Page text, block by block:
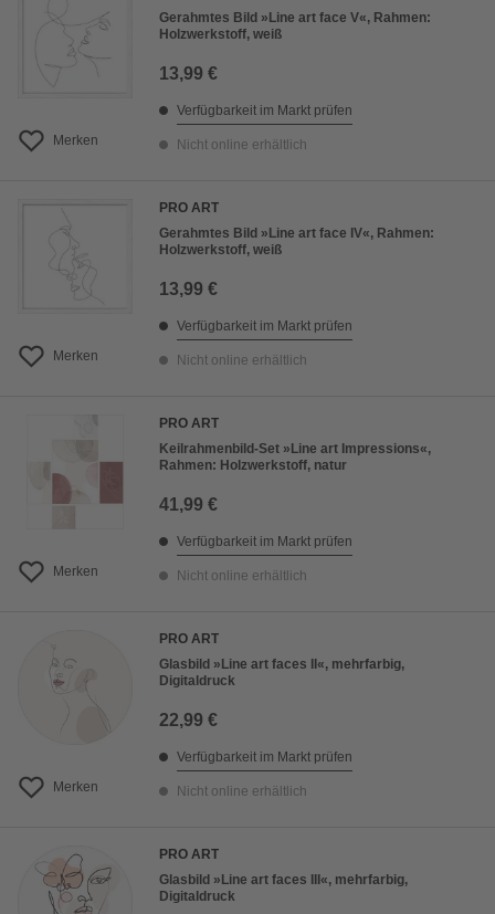
Merken
Gerahmtes Bild »Line art face V«, Rahmen:
Holzwerkstoff, weiß
13,99 €
Verfügbarkeit im Markt prüfen
Nicht online erhältlich
Merken
PRO ART
Gerahmtes Bild »Line art face IV«, Rahmen:
Holzwerkstoff, weiß
13,99 €
Verfügbarkeit im Markt prüfen
Nicht online erhältlich
Merken
PRO ART
Keilrahmenbild-Set »Line art Impressions«,
Rahmen: Holzwerkstoff, natur
41,99 €
Verfügbarkeit im Markt prüfen
Nicht online erhältlich
Merken
PRO ART
Glasbild »Line art faces II«, mehrfarbig,
Digitaldruck
22,99 €
Verfügbarkeit im Markt prüfen
Nicht online erhältlich
PRO ART
Glasbild »Line art faces III«, mehrfarbig,
Digitaldruck